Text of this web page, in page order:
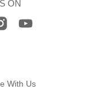
ON
With Us